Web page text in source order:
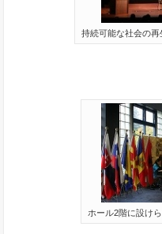
持続可能な社会の
ホール2階に設け